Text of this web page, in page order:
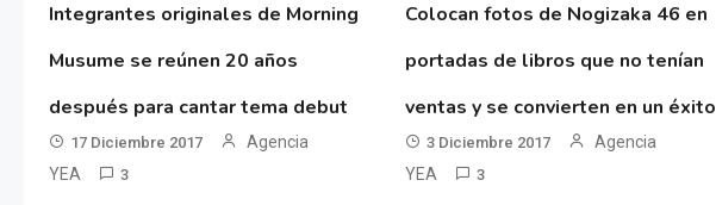
Integrantes originales de Morning
Musume se reúnen 20 años
después para cantar tema debut
17 Diciembre 2017
Agencia
YEA
3
Colocan fotos de Nogizaka 46 en
portadas de libros que no tenían
ventas y se convierten en un éxito
3 Diciembre 2017
Agencia
YEA
3